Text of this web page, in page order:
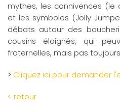
mythes, les connivences
et les symboles (Jolly
débats autour des
cousins éloignés, qui
fraternelles, mais pas
> Cliquez ici pour demander
< retour